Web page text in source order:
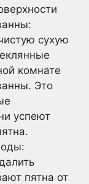
сухую
комнате
Это
успеют
пятна от